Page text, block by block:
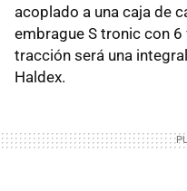
acoplado a una caja de
embrague S tronic con
tracción será una
Haldex.